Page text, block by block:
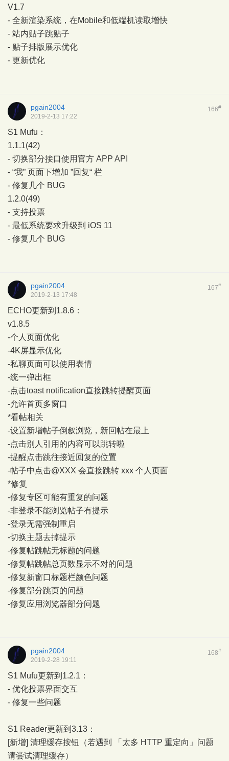
V1.7
- 全新渲染系统，在Mobile和低端机读取增快
- 站内贴子跳贴子
- 贴子排版展示优化
- 更新优化
166#
pgain2004
2019-2-13 17:22
S1 Mufu：
1.1.1(42)
- 切换部分接口使用官方 APP API
- “我” 页面下增加 ”回复“ 栏
- 修复几个 BUG
1.2.0(49)
- 支持投票
- 最低系统要求升级到 iOS 11
- 修复几个 BUG
167#
pgain2004
2019-2-13 17:48
ECHO更新到1.8.6：
v1.8.5
-个人页面优化
-4K屏显示优化
-私聊页面可以使用表情
-统一弹出框
-点击toast notification直接跳转提醒页面
-允许首页多窗口
*看帖相关
-设置新增帖子倒叙浏览，新回帖在最上
-点击别人引用的内容可以跳转啦
-提醒点击跳往接近回复的位置
-帖子中点击@XXX 会直接跳转 xxx 个人页面
*修复
-修复专区可能有重复的问题
-非登录不能浏览帖子有提示
-登录无需强制重启
-切换主题去掉提示
-修复帖跳帖无标题的问题
-修复帖跳帖总页数显示不对的问题
-修复新窗口标题栏颜色问题
-修复部分跳页的问题
-修复应用浏览器部分问题
168#
pgain2004
2019-2-28 19:11
S1 Mufu更新到1.2.1：
- 优化投票界面交互
- 修复一些问题
S1 Reader更新到3.13：
[新增] 清理缓存按钮（若遇到 「太多 HTTP 重定向」问题
请尝试清理缓存）